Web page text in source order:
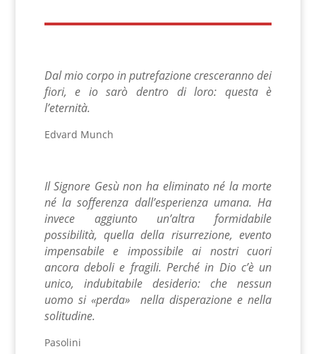
Dal mio corpo in putrefazione cresceranno dei
fiori, e io sarò dentro di loro: questa è
l’eternità.
Edvard Munch
Il Signore Gesù non ha eliminato né la morte
né la sofferenza dall’esperienza umana. Ha
invece aggiunto un’altra formidabile
possibilità, quella della risurrezione, evento
impensabile e impossibile ai nostri cuori
ancora deboli e fragili. Perché in Dio c’è un
unico, indubitabile desiderio: che nessun
uomo si «perda» nella disperazione e nella
solitudine.
Pasolini